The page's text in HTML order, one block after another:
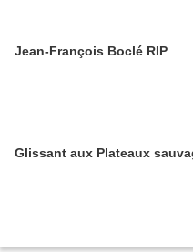
Jean-François Boclé RIP
Glissant aux Plateaux